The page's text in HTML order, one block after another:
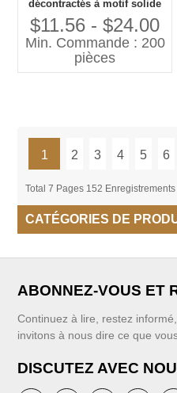
décontractés à motif solide
pour filles d'un an,
respirants et anti-rides pour
enfants
$11.56 - $24.00
Min. Commande : 200
pièces
1 2 3 4 5 6
Total 7 Pages 152 Enregistrements
CATÉGORIES DE
ABONNEZ-VOUS ET
Continuez à lire, restez
invitons à nous dire ce que
DISCUTEZ AVEC